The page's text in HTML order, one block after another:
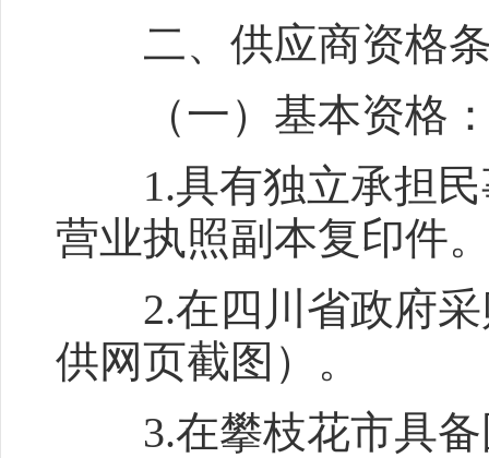
二、供应商资格
（一）基本资格
1.具有独立承担民
营业执照副本复印件
2.在四川省政府采
供网页截图）。
3.在攀枝花市具备